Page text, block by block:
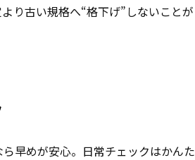
り古い規格へ“格下げ”しないことが
早めが安心。日常チェックはかんた